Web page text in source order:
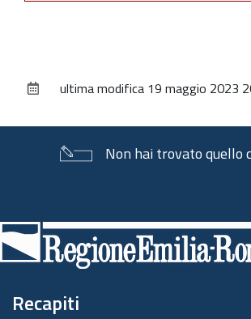
documentoultima modifica 19 maggio 2023
Non hai trovato quello
di
pagina
Recapiti